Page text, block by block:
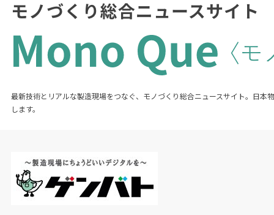
最新技術とリアルな製造現場をつなぐ、モノづくり総合ニュースサイト。日本
します。